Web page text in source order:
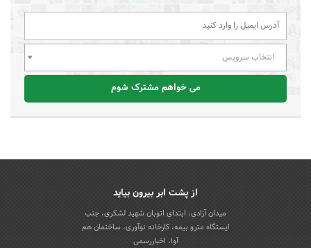
انتخاب سرویس
می خواهم مشترک شوم
از پشت ابر بیرون بیاید
میدان آزادی، ابتدای اتوبان شهید لشکری، جنب
ایستگاه مترو بیمه، کارخانه نوآوری، ساختمان هم
آوا، اخباررسمی